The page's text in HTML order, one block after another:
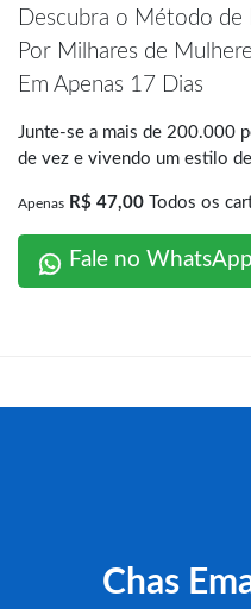
Descubra o Método de
Por Milhares de
Em Apenas 17 Dias
Junte-se a mais de 200.000
de vez e vivendo um estilo
Apenas R$ 47,00 Todos os
Fale no WhatsApp
Chas